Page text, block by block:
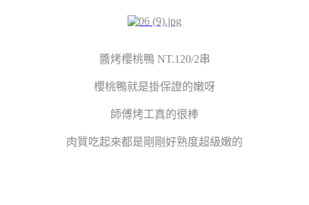
醬烤櫻桃鴨 NT.120/2串
櫻桃鴨就是掛保證的嫩呀
師傅烤工真的很棒
肉質吃起來都是剛剛好熟度超級嫩的